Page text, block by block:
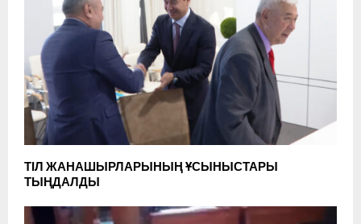
ТІЛ ЖАНАШЫРЛАРЫНЫҢ ҰСЫНЫСТАРЫ
ТЫҢДАЛДЫ